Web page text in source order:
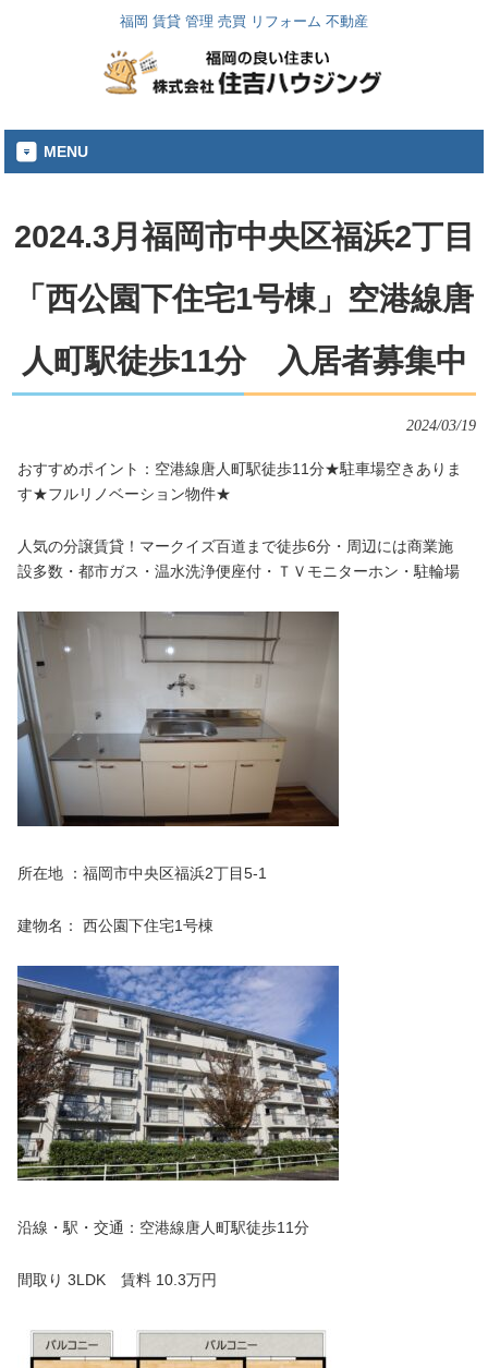
福岡 賃貸 管理 売買 リフォーム 不動産
MENU
2024.3月福岡市中央区福浜2丁目
「西公園下住宅1号棟」空港線唐
人町駅徒歩11分 入居者募集中
2024/03/19
おすすめポイント：空港線唐人町駅徒歩11分★駐車場空きありま
す★フルリノベーション物件★
人気の分譲賃貸！マークイズ百道まで徒歩6分・周辺には商業施
設多数・都市ガス・温水洗浄便座付・ＴＶモニターホン・駐輪場
所在地 ：福岡市中央区福浜2丁目5-1
建物名： 西公園下住宅1号棟
沿線・駅・交通：空港線唐人町駅徒歩11分
間取り 3LDK 賃料 10.3万円